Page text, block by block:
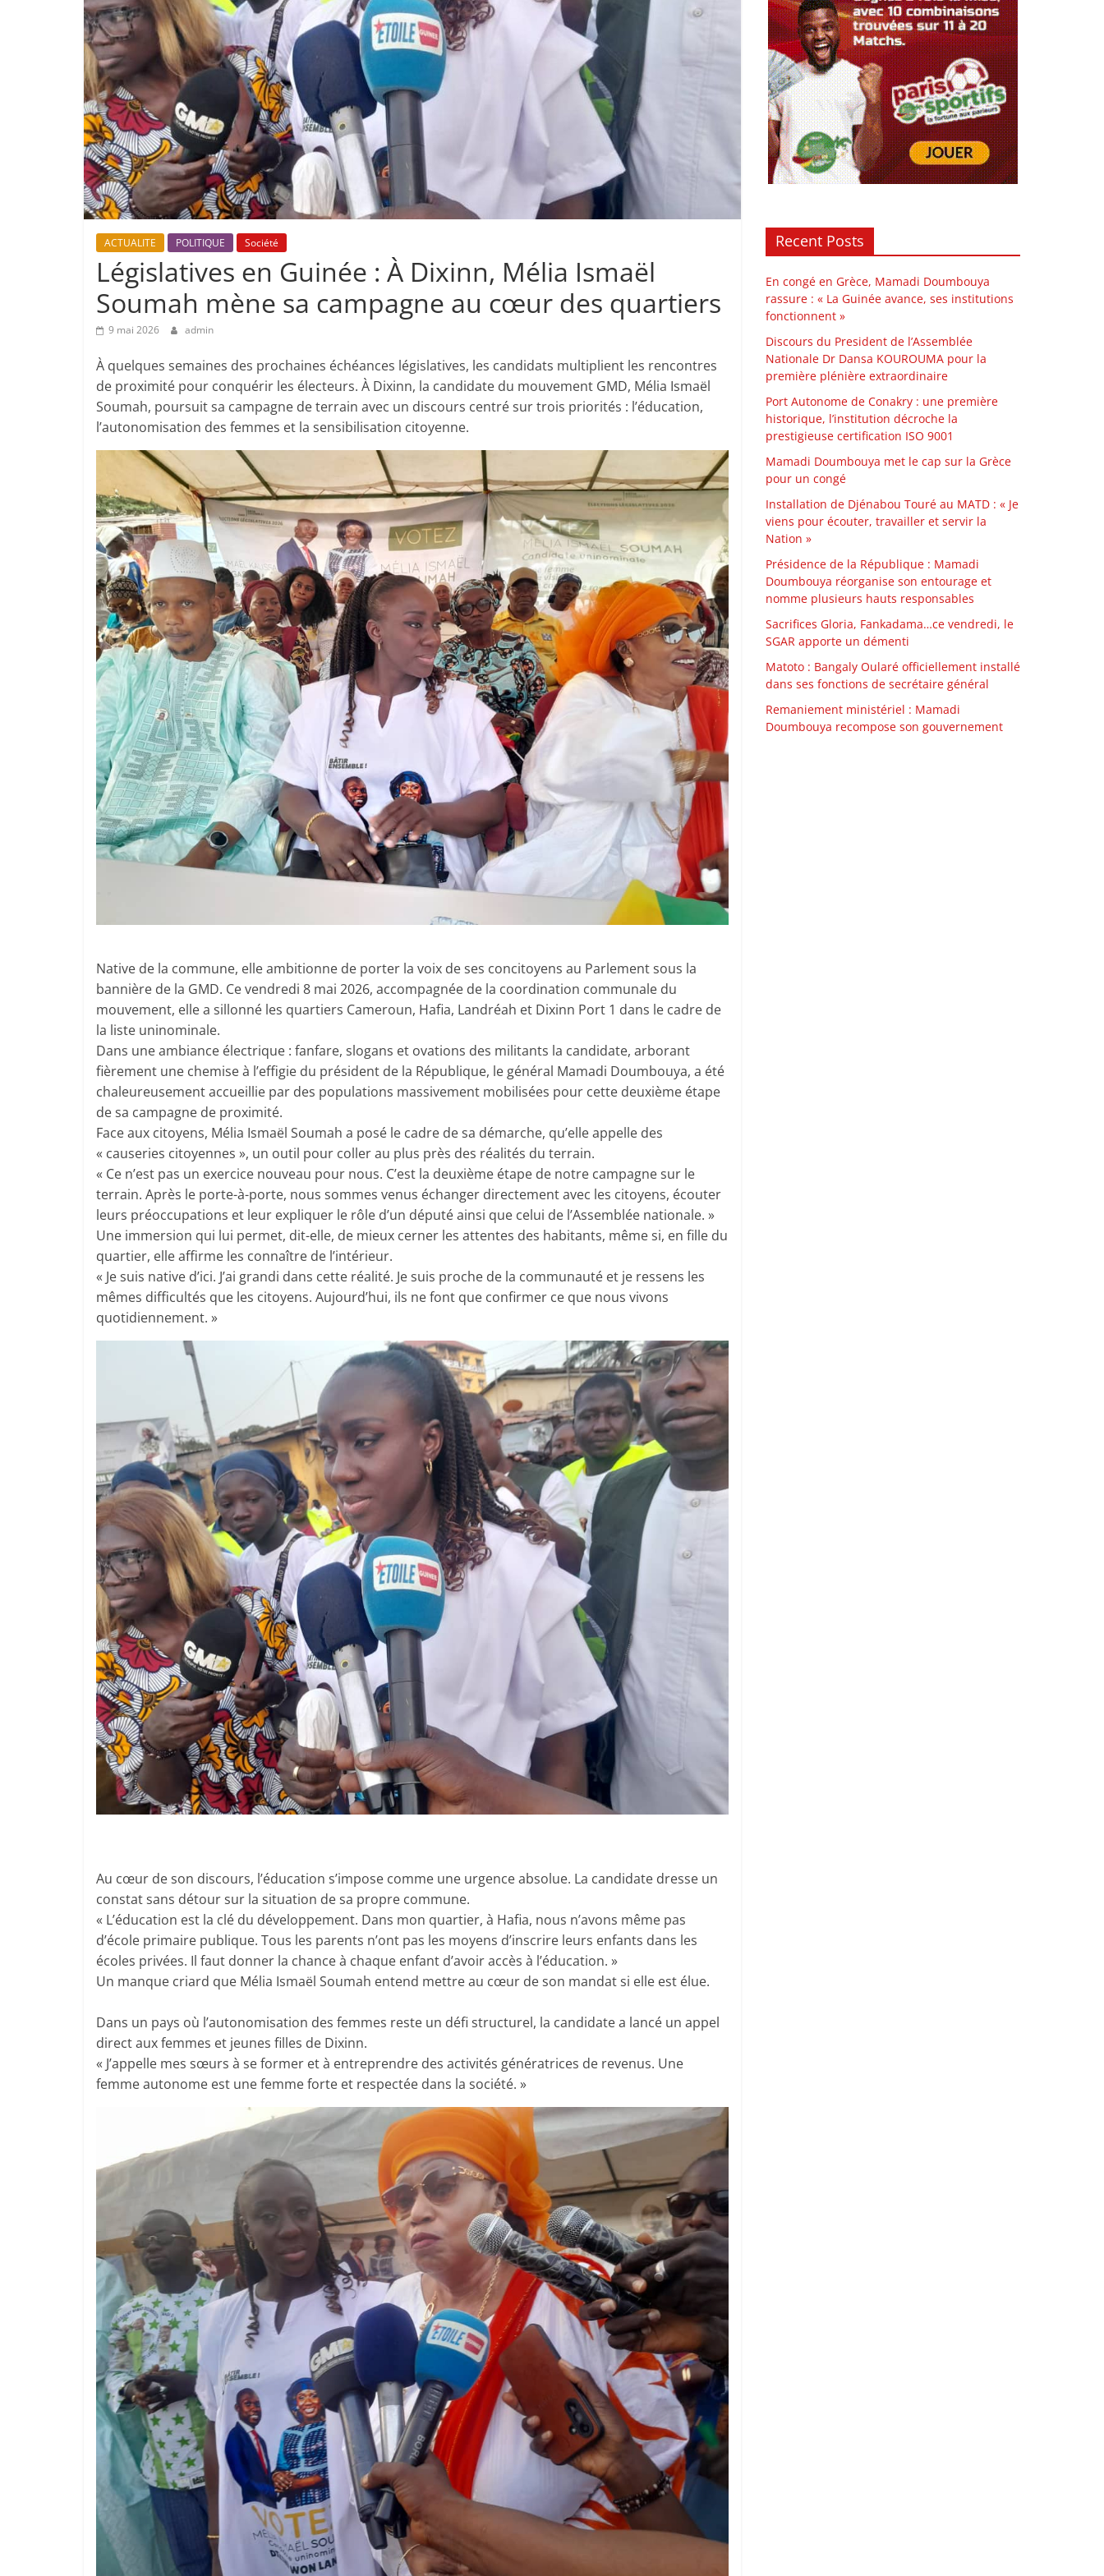
ACTUALITE POLITIQUE Société
Législatives en Guinée : À Dixinn, Mélia Ismaël
Soumah mène sa campagne au cœur des quartiers
9 mai 2026 admin
À quelques semaines des prochaines échéances législatives, les candidats multiplient les rencontres
de proximité pour conquérir les électeurs. À Dixinn, la candidate du mouvement GMD, Mélia Ismaël
Soumah, poursuit sa campagne de terrain avec un discours centré sur trois priorités : l’éducation,
l’autonomisation des femmes et la sensibilisation citoyenne.
Native de la commune, elle ambitionne de porter la voix de ses concitoyens au Parlement sous la
bannière de la GMD. Ce vendredi 8 mai 2026, accompagnée de la coordination communale du
mouvement, elle a sillonné les quartiers Cameroun, Hafia, Landréah et Dixinn Port 1 dans le cadre de
la liste uninominale.
Dans une ambiance électrique : fanfare, slogans et ovations des militants la candidate, arborant
fièrement une chemise à l’effigie du président de la République, le général Mamadi Doumbouya, a été
chaleureusement accueillie par des populations massivement mobilisées pour cette deuxième étape
de sa campagne de proximité.
Face aux citoyens, Mélia Ismaël Soumah a posé le cadre de sa démarche, qu’elle appelle des
« causeries citoyennes », un outil pour coller au plus près des réalités du terrain.
« Ce n’est pas un exercice nouveau pour nous. C’est la deuxième étape de notre campagne sur le
terrain. Après le porte-à-porte, nous sommes venus échanger directement avec les citoyens, écouter
leurs préoccupations et leur expliquer le rôle d’un député ainsi que celui de l’Assemblée nationale. »
Une immersion qui lui permet, dit-elle, de mieux cerner les attentes des habitants, même si, en fille du
quartier, elle affirme les connaître de l’intérieur.
« Je suis native d’ici. J’ai grandi dans cette réalité. Je suis proche de la communauté et je ressens les
mêmes difficultés que les citoyens. Aujourd’hui, ils ne font que confirmer ce que nous vivons
quotidiennement. »
Au cœur de son discours, l’éducation s’impose comme une urgence absolue. La candidate dresse un
constat sans détour sur la situation de sa propre commune.
« L’éducation est la clé du développement. Dans mon quartier, à Hafia, nous n’avons même pas
d’école primaire publique. Tous les parents n’ont pas les moyens d’inscrire leurs enfants dans les
écoles privées. Il faut donner la chance à chaque enfant d’avoir accès à l’éducation. »
Un manque criard que Mélia Ismaël Soumah entend mettre au cœur de son mandat si elle est élue.
Dans un pays où l’autonomisation des femmes reste un défi structurel, la candidate a lancé un appel
direct aux femmes et jeunes filles de Dixinn.
« J’appelle mes sœurs à se former et à entreprendre des activités génératrices de revenus. Une
femme autonome est une femme forte et respectée dans la société. »
Recent Posts
En congé en Grèce, Mamadi Doumbouya
rassure : « La Guinée avance, ses institutions
fonctionnent »
Discours du President de l’Assemblée
Nationale Dr Dansa KOUROUMA pour la
première plénière extraordinaire
Port Autonome de Conakry : une première
historique, l’institution décroche la
prestigieuse certification ISO 9001
Mamadi Doumbouya met le cap sur la Grèce
pour un congé
Installation de Djénabou Touré au MATD : « Je
viens pour écouter, travailler et servir la
Nation »
Présidence de la République : Mamadi
Doumbouya réorganise son entourage et
nomme plusieurs hauts responsables
Sacrifices Gloria, Fankadama…ce vendredi, le
SGAR apporte un démenti
Matoto : Bangaly Oularé officiellement installé
dans ses fonctions de secrétaire général
Remaniement ministériel : Mamadi
Doumbouya recompose son gouvernement